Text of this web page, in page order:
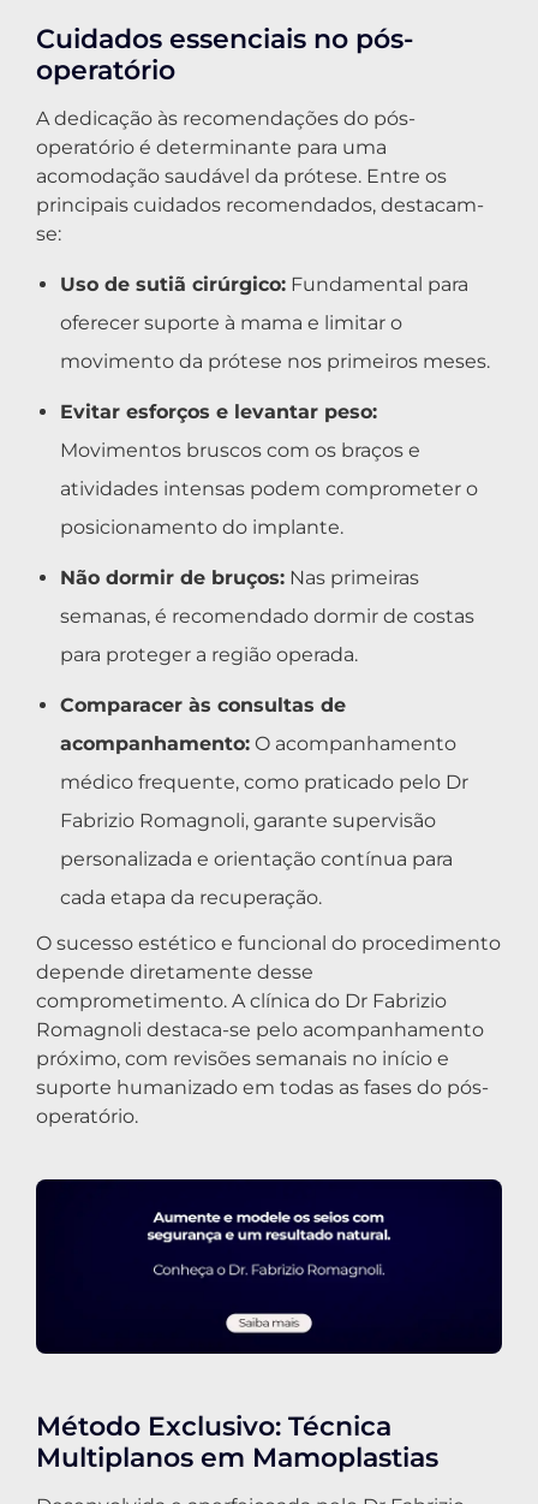
Cuidados essenciais no pós-
operatório
A dedicação às recomendações do pós-
operatório é determinante para uma
acomodação saudável da prótese. Entre os
principais cuidados recomendados, destacam-
se:
Uso de sutiã cirúrgico: Fundamental para
oferecer suporte à mama e limitar o
movimento da prótese nos primeiros meses.
Evitar esforços e levantar peso:
Movimentos bruscos com os braços e
atividades intensas podem comprometer o
posicionamento do implante.
Não dormir de bruços: Nas primeiras
semanas, é recomendado dormir de costas
para proteger a região operada.
Comparacer às consultas de
acompanhamento: O acompanhamento
médico frequente, como praticado pelo Dr
Fabrizio Romagnoli, garante supervisão
personalizada e orientação contínua para
cada etapa da recuperação.
O sucesso estético e funcional do procedimento
depende diretamente desse
comprometimento. A clínica do Dr Fabrizio
Romagnoli destaca-se pelo acompanhamento
próximo, com revisões semanais no início e
suporte humanizado em todas as fases do pós-
operatório.
Método Exclusivo: Técnica
Multiplanos em Mamoplastias